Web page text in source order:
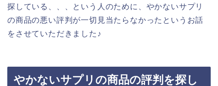
探している、、、という人のために、やかないサプリ
の商品の悪い評判が一切見当たらなかったというお話
をさせていただきました♪
やかないサプリの商品の評判を探し